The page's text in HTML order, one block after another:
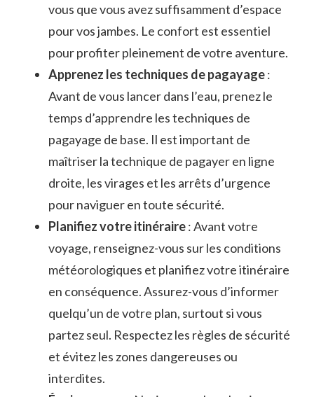
vous que vous avez suffisamment d’espace
pour ‍vos jambes. Le confort est essentiel
pour profiter⁤ pleinement de ‍votre aventure.
Apprenez les techniques de pagayage:⁢
Avant de vous lancer dans l’eau, ‍prenez le
temps d’apprendre les techniques de
pagayage ​de base. Il est important de
maîtriser la technique de pagayer en ligne
droite, les virages et les ⁣arrêts ⁣d’urgence
pour naviguer en toute sécurité.
Planifiez votre itinéraire: Avant votre
voyage, renseignez-vous sur les conditions
météorologiques et planifiez votre itinéraire
en ⁤conséquence. ⁣Assurez-vous d’informer
quelqu’un de votre plan, surtout si vous
partez seul. Respectez les règles⁢ de sécurité
et évitez les zones dangereuses ou
interdites.